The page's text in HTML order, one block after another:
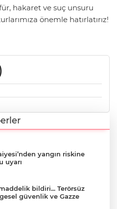
hakaret ve suç unsuru
önemle hatırlatırız!
yangın riskine
uyarı
bildiri... Terörsüz
güvenlik ve Gazze